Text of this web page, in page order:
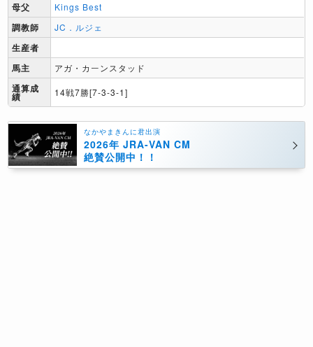
母父 Kings Best
調教師 JC．ルジェ
生産者
馬主
アガ・カーンスタッド
通算成
績 14戦7勝[7-3-3-1]
なかやまきんに君出演
2026年 JRA-VAN CM
絶賛公開中！！